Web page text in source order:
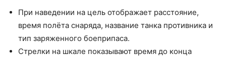
При наведении на цель отображает расстояние,
время полёта снаряда, название танка противника и
тип заряженного боеприпаса.​
Стрелки на шкале показывают время до конца